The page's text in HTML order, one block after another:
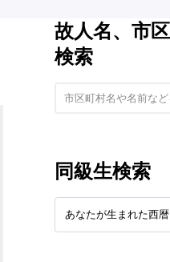
故人名、市
検索
同級生検索